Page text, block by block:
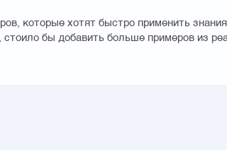
которые хотят быстро применить
бы добавить больше примеров из